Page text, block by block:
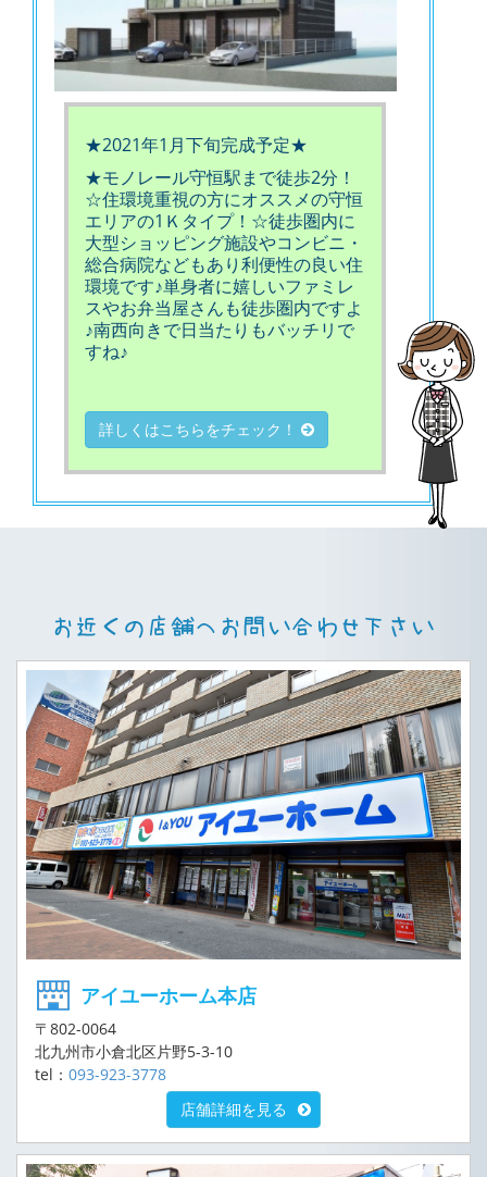
★2021年1月下旬完成予定★
★モノレール守恒駅まで徒歩2分！
☆住環境重視の方にオススメの守恒
エリアの1Ｋタイプ！☆徒歩圏内に
大型ショッピング施設やコンビニ・
総合病院などもあり利便性の良い住
環境です♪単身者に嬉しいファミレ
スやお弁当屋さんも徒歩圏内ですよ
♪南西向きで日当たりもバッチリで
すね♪
詳しくはこちらをチェック！
アイユーホーム本店
〒802-0064
北九州市小倉北区片野5-3-10
tel： 093-923-3778
店舗詳細を見る